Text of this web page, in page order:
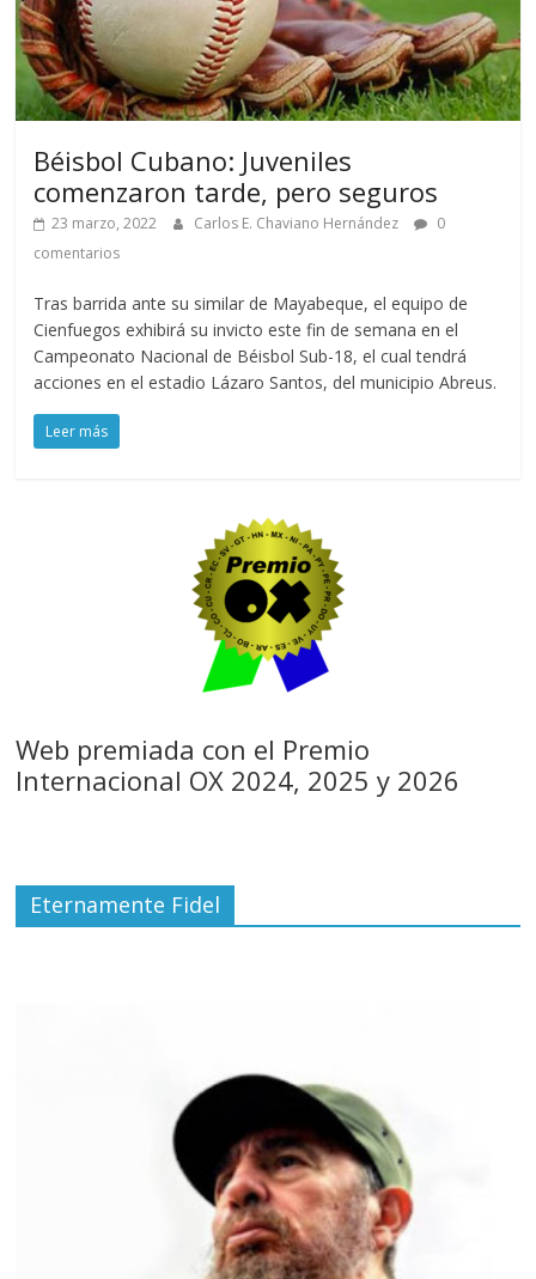
Béisbol Cubano: Juveniles
comenzaron tarde, pero seguros
23 marzo, 2022 Carlos E. Chaviano Hernández
0
comentarios
Tras barrida ante su similar de Mayabeque, el equipo de
Cienfuegos exhibirá su invicto este fin de semana en el
Campeonato Nacional de Béisbol Sub-18, el cual tendrá
acciones en el estadio Lázaro Santos, del municipio Abreus.
Leer más
Web premiada con el Premio
Internacional OX 2024, 2025 y 2026
Eternamente Fidel